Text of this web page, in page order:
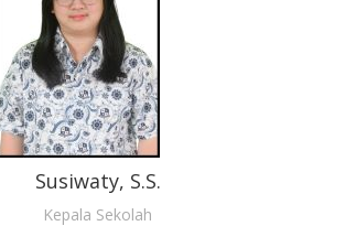
Susiwaty, S.S.
Kepala Sekolah